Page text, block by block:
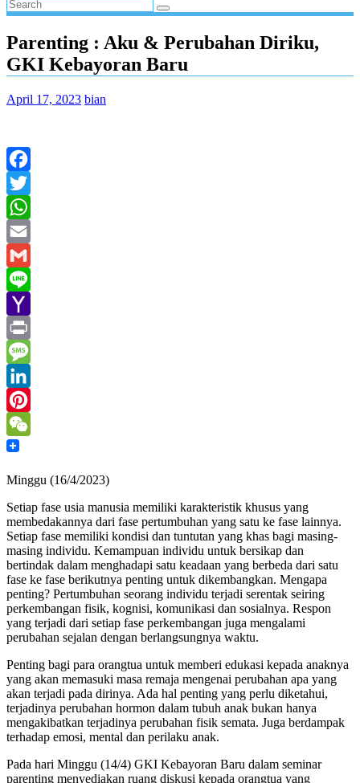
Parenting : Aku & Perubahan Diriku,
GKI Kebayoran Baru
April 17, 2023 bian
Facebook
Twitter
WhatsApp
Email
Gmail
Line
Yahoo
Mail
Print
Message
LinkedIn
Pinterest
WeChat
Minggu (16/4/2023)
Setiap fase usia manusia memiliki karakteristik khusus yang
membedakannya dari fase pertumbuhan yang satu ke fase lainnya.
Setiap fase memiliki kondisi dan tuntutan yang khas bagi masing-
masing individu. Kemampuan individu untuk bersikap dan
bertindak dalam menghadapi satu keadaan yang berbeda dari satu
fase ke fase berikutnya penting untuk dikembangkan. Mengapa
penting? Pertumbuhan seorang individu terjadi serentak seiring
perkembangan fisik, kognisi, komunikasi dan sosialnya. Respon
yang terjadi dari setiap fase perkembangan juga mengalami
perubahan sejalan dengan berlangsungnya waktu.
Penting bagi para orangtua untuk memberi edukasi kepada anaknya
yang akan memasuki masa remaja mengenai perubahan apa yang
akan terjadi pada dirinya. Ada hal penting yang perlu diketahui,
terjadinya perubahan hormon dalam tubuh anak bukan hanya
mengakibatkan terjadinya perubahan fisik semata. Juga berdampak
terhadap emosi, mental dan perilaku anak.
Pada hari Minggu (14/4) GKI Kebayoran Baru dalam seminar
parenting menyediakan ruang diskusi kepada orangtua yang